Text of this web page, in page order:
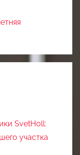
SvetHoll:
участка